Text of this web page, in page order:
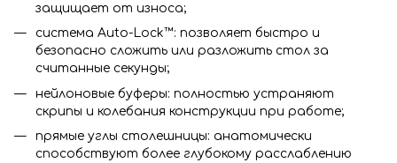
защищает от износа;
система Auto-Lock™: позволяет быстро и
безопасно сложить или разложить стол за
считанные секунды;
нейлоновые буферы: полностью устраняют
скрипы и колебания конструкции при работе;
прямые углы столешницы: анатомически
способствуют более глубокому расслаблению